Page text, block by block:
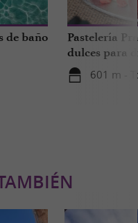
de baño
Pastelería
dulces para
a 1 hora de
601 m -